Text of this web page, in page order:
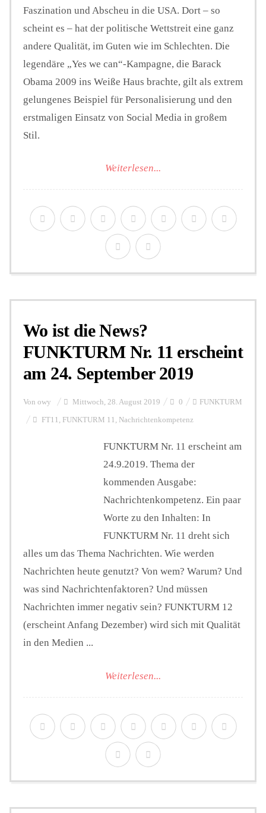
Faszination und Abscheu in die USA. Dort – so
scheint es – hat der politische Wettstreit eine ganz
andere Qualität, im Guten wie im Schlechten. Die
legendäre „Yes we can“-Kampagne, die Barack
Obama 2009 ins Weiße Haus brachte, gilt als extrem
gelungenes Beispiel für Personalisierung und den
erstmaligen Einsatz von Social Media in großem
Stil.
Weiterlesen...
Wo ist die News?
FUNKTURM Nr. 11 erscheint
am 24. September 2019
Von owy Mittwoch, 28. August 2019 0 FUNKTURM
FT11 , FUNKTURM 11 , Nachrichtenkompetenz
FUNKTURM Nr. 11 erscheint am
24.9.2019. Thema der
kommenden Ausgabe:
Nachrichtenkompetenz. Ein paar
Worte zu den Inhalten: In
FUNKTURM Nr. 11 dreht sich
alles um das Thema Nachrichten. Wie werden
Nachrichten heute genutzt? Von wem? Warum? Und
was sind Nachrichtenfaktoren? Und müssen
Nachrichten immer negativ sein? FUNKTURM 12
(erscheint Anfang Dezember) wird sich mit Qualität
in den Medien ...
Weiterlesen...